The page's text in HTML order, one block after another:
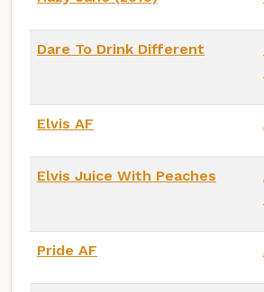
Dare To Drink Different
Elvis AF
Elvis Juice With Peaches
Pride AF